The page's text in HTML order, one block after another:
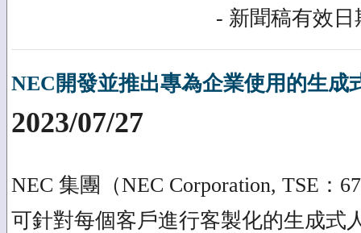
- 新聞稿有效日
NEC開發並推出專為企業使用的生成
2023/07/27
NEC 集團（NEC Corporation, TSE：
可針對每個客戶進行客製化的生成式